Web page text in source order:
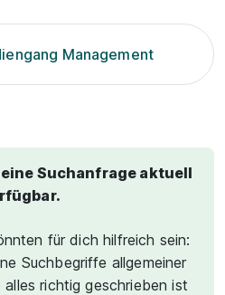
Management
Suchanfrage aktuell
für dich hilfreich sein:
Suchbegriffe allgemeiner
richtig geschrieben ist